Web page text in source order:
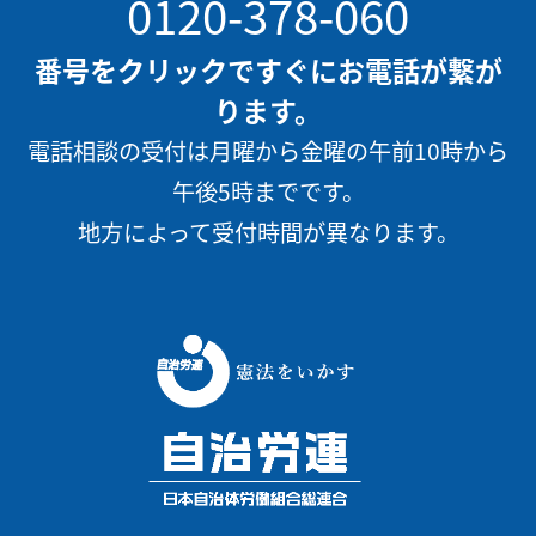
0120-378-060
番号をクリックですぐにお電話が繋が
ります。
電話相談の受付は月曜から金曜の午前10時から
午後5時までです。
地方によって受付時間が異なります。